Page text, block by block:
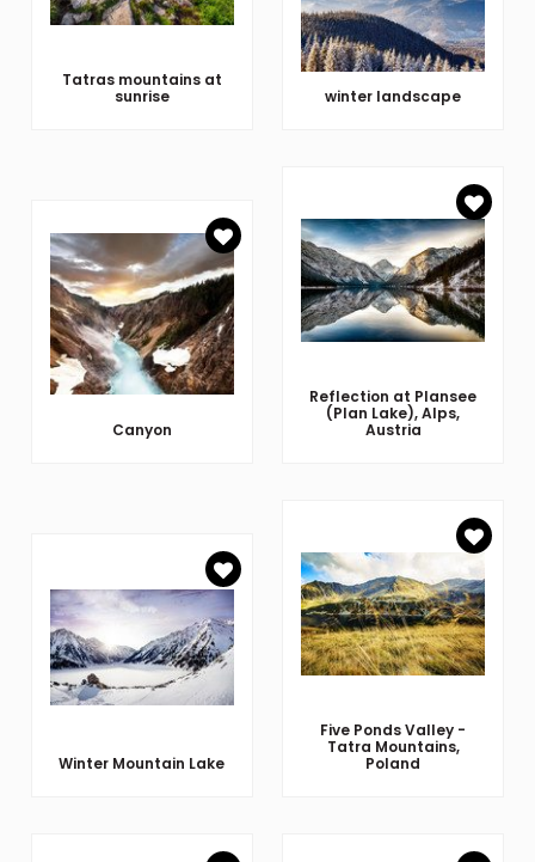
Tatras mountains at
sunrise
winter landscape
Canyon
Reflection at Plansee
(Plan Lake), Alps,
Austria
Winter Mountain Lake
Five Ponds Valley -
Tatra Mountains,
Poland